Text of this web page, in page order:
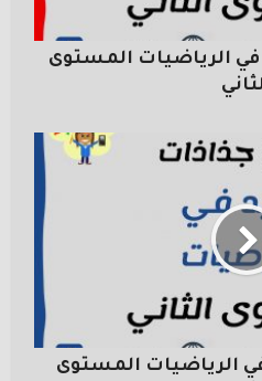
الرياضيات المستوى
الرياضيات المستوى